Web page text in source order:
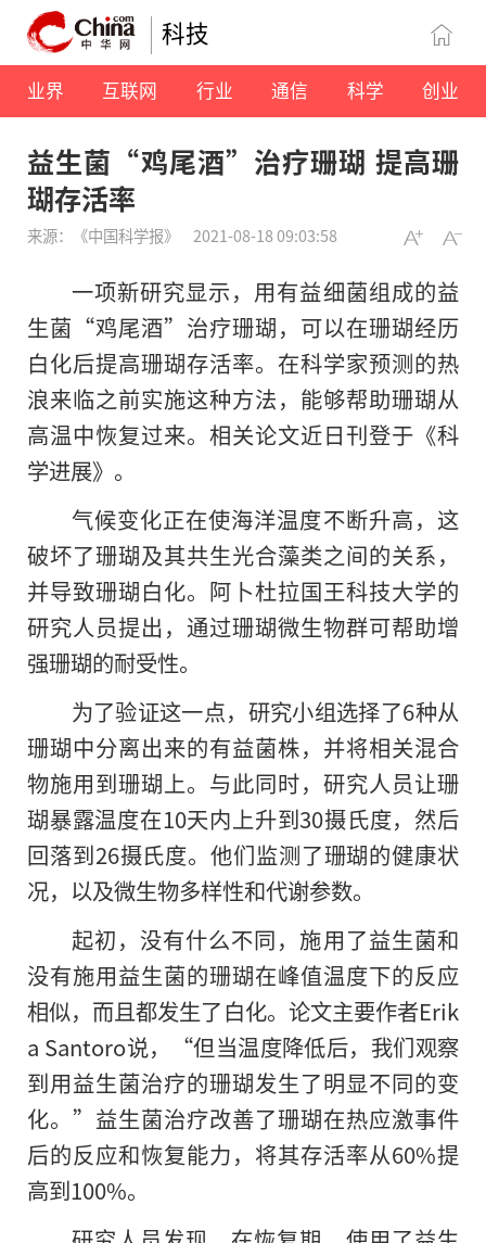
科技
业界 互联网 行业 通信 科学 创业
益生菌“鸡尾酒”治疗珊瑚 提高珊
瑚存活率
来源：《中国科学报》 2021-08-18 09:03:58
一项新研究显示，用有益细菌组成的益
生菌“鸡尾酒”治疗珊瑚，可以在珊瑚经历
白化后提高珊瑚存活率。在科学家预测的热
浪来临之前实施这种方法，能够帮助珊瑚从
高温中恢复过来。相关论文近日刊登于《科
学进展》。
气候变化正在使海洋温度不断升高，这
破坏了珊瑚及其共生光合藻类之间的关系，
并导致珊瑚白化。阿卜杜拉国王科技大学的
研究人员提出，通过珊瑚微生物群可帮助增
强珊瑚的耐受性。
为了验证这一点，研究小组选择了6种从
珊瑚中分离出来的有益菌株，并将相关混合
物施用到珊瑚上。与此同时，研究人员让珊
瑚暴露温度在10天内上升到30摄氏度，然后
回落到26摄氏度。他们监测了珊瑚的健康状
况，以及微生物多样性和代谢参数。
起初，没有什么不同，施用了益生菌和
没有施用益生菌的珊瑚在峰值温度下的反应
相似，而且都发生了白化。论文主要作者Erik
a Santoro说，“但当温度降低后，我们观察
到用益生菌治疗的珊瑚发生了明显不同的变
化。”益生菌治疗改善了珊瑚在热应激事件
后的反应和恢复能力，将其存活率从60%提
高到100%。